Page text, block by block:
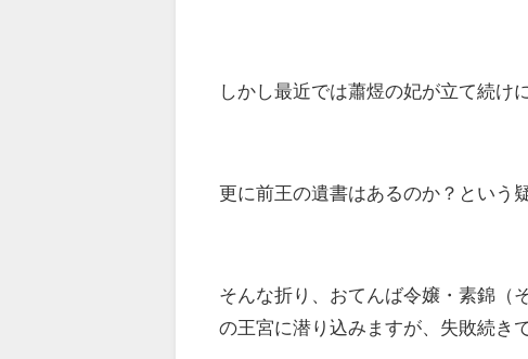
しかし最近では蕭煜の妃が立て続け
更に前王の遺書はあるのか？という
そんな折り、おてんば令嬢・素錦（
の王宮に潜り込みますが、失敗続き